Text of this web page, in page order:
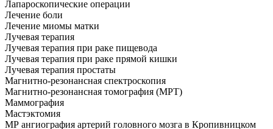
Лапароскопические операции
Лечение боли
Лечение миомы матки
Лучевая терапия
Лучевая терапия при раке пищевода
Лучевая терапия при раке прямой кишки
Лучевая терапия простаты
Магнитно-резонансная спектроскопия
Магнитно-резонансная томография (МРТ)
Маммография
Мастэктомия
МР ангиография артерий головного мозга в Кропивницком